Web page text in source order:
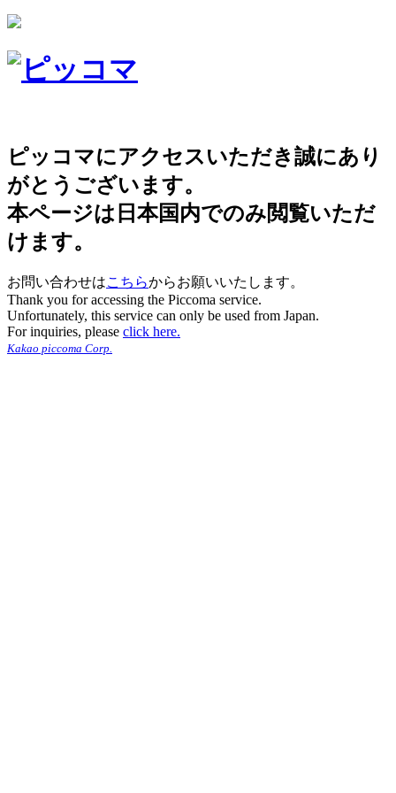
ピッコマにアクセスいただき誠にあり
がとうございます。
本ページは日本国内でのみ閲覧いただ
けます。
お問い合わせはこちらからお願いいたします。
Thank you for accessing the Piccoma service.
Unfortunately, this service can only be used from Japan.
For inquiries, please click here.
Kakao piccoma Corp.